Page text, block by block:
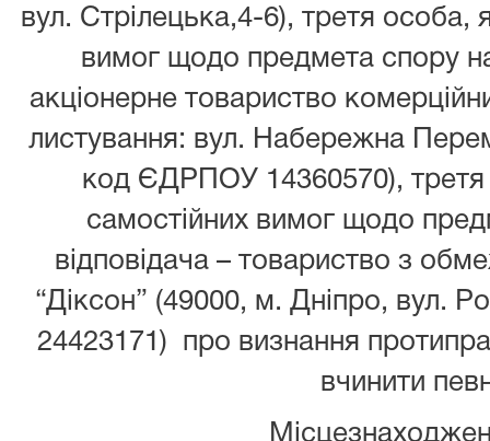
вул. Стрілецька,4-6), третя особа,
вимог щодо предмета спору
акціонерне товариство
листування: вул. Набережна
код ЄДРПОУ 14360570), третя
самостійних вимог щодо
відповідача – товариство з
“Діксон” (49000, м. Дніпро, вул.
24423171) про визнання
вчинити